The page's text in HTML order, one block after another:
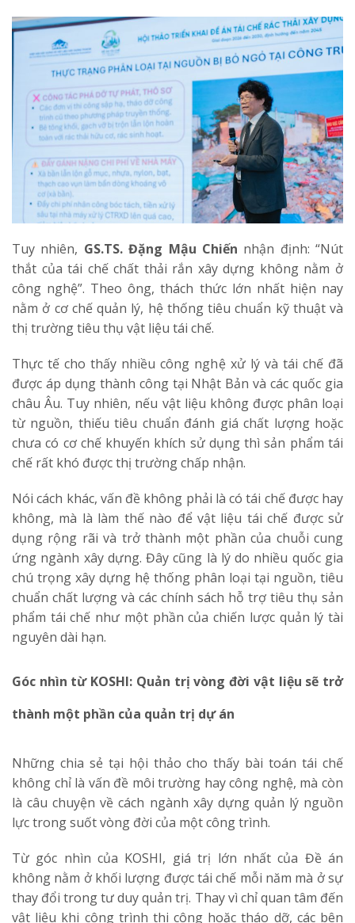
Tuy nhiên, GS.TS. Đặng Mậu Chiến nhận định: “Nút
thắt của tái chế chất thải rắn xây dựng không nằm ở
công nghệ”. Theo ông, thách thức lớn nhất hiện nay
nằm ở cơ chế quản lý, hệ thống tiêu chuẩn kỹ thuật và
thị trường tiêu thụ vật liệu tái chế.
Thực tế cho thấy nhiều công nghệ xử lý và tái chế đã
được áp dụng thành công tại Nhật Bản và các quốc gia
châu Âu. Tuy nhiên, nếu vật liệu không được phân loại
từ nguồn, thiếu tiêu chuẩn đánh giá chất lượng hoặc
chưa có cơ chế khuyến khích sử dụng thì sản phẩm tái
chế rất khó được thị trường chấp nhận.
Nói cách khác, vấn đề không phải là có tái chế được hay
không, mà là làm thế nào để vật liệu tái chế được sử
dụng rộng rãi và trở thành một phần của chuỗi cung
ứng ngành xây dựng. Đây cũng là lý do nhiều quốc gia
chú trọng xây dựng hệ thống phân loại tại nguồn, tiêu
chuẩn chất lượng và các chính sách hỗ trợ tiêu thụ sản
phẩm tái chế như một phần của chiến lược quản lý tài
nguyên dài hạn.
Góc nhìn từ KOSHI: Quản trị vòng đời vật liệu sẽ trở
thành một phần của quản trị dự án
Những chia sẻ tại hội thảo cho thấy bài toán tái chế
không chỉ là vấn đề môi trường hay công nghệ, mà còn
là câu chuyện về cách ngành xây dựng quản lý nguồn
lực trong suốt vòng đời của một công trình.
Từ góc nhìn của KOSHI, giá trị lớn nhất của Đề án
không nằm ở khối lượng được tái chế mỗi năm mà ở sự
thay đổi trong tư duy quản trị. Thay vì chỉ quan tâm đến
vật liệu khi công trình thi công hoặc tháo dỡ, các bên